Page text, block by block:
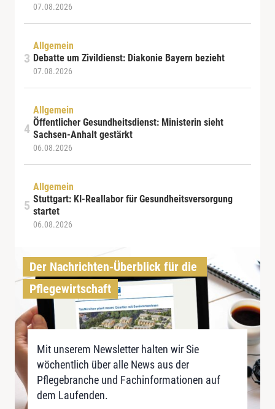
07.08.2026
Allgemein
Debatte um Zivildienst: Diakonie Bayern bezieht
07.08.2026
Allgemein
Öffentlicher Gesundheitsdienst: Ministerin sieht
Sachsen-Anhalt gestärkt
06.08.2026
Allgemein
Stuttgart: KI-Reallabor für Gesundheitsversorgung
startet
06.08.2026
Der Nachrichten-Überblick für die
Pflegewirtschaft
Mit unserem Newsletter halten wir Sie
wöchentlich über alle News aus der
Pflegebranche und Fachinformationen auf
dem Laufenden.